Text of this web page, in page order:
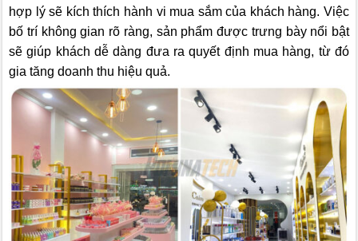
hợp lý sẽ kích thích hành vi mua sắm của khách hàng. Việc
bố trí không gian rõ ràng, sản phẩm được trưng bày nổi bật
sẽ giúp khách dễ dàng đưa ra quyết định mua hàng, từ đó
gia tăng doanh thu hiệu quả.